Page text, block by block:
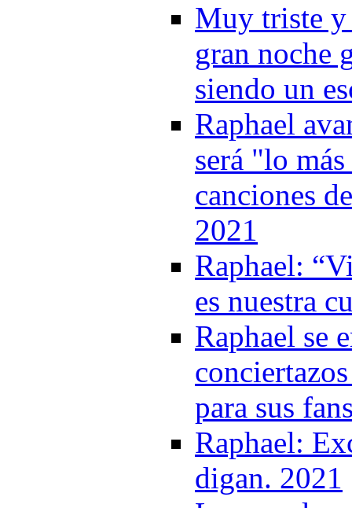
Muy triste y
gran noche
siendo un
Raphael
será "lo
canciones
2021
Raphael:
es nuestra
Raphael se
para sus
Raphael:
digan. 2021